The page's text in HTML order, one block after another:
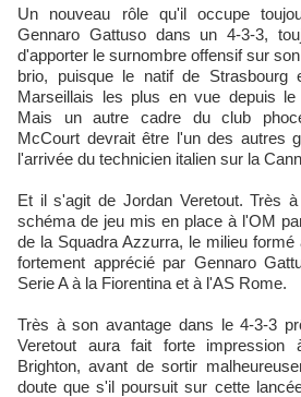
Un nouveau rôle qu'il occupe
Gennaro Gattuso dans un 4-3-3,
d'apporter le surnombre offensif sur
brio, puisque le natif de Strasbourg
Marseillais les plus en vue depuis
Mais un autre cadre du club
McCourt devrait être l'un des autres
l'arrivée du technicien italien sur la
Et il s'agit de Jordan Veretout. Très
schéma de jeu mis en place à l'OM
de la Squadra Azzurra, le milieu
fortement apprécié par Gennaro
Serie A à la Fiorentina et à l'AS Rome.
Très à son avantage dans le 4-3-3
Veretout aura fait forte impression
Brighton, avant de sortir
doute que s'il poursuit sur cette